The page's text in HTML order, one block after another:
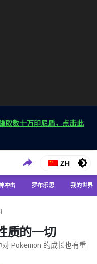
取数十万印尼盾，点击此
最新的游戏新闻
ZH
冲击 罗布乐思 我的世界
质的一切
Pokemon 的成长也有重